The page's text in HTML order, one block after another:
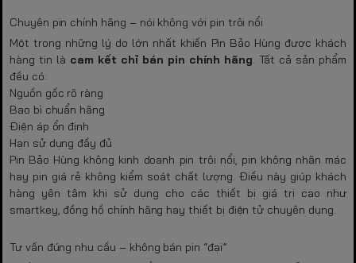
Chuyên pin chính hãng – nói không với pin trôi nổi
Một trong những lý do lớn nhất khiến Pin Bảo Hùng được khách
hàng tin là cam kết chỉ bán pin chính hãng. Tất cả sản phẩm
đều có:
Nguồn gốc rõ ràng
Bao bì chuẩn hãng
Điện áp ổn định
Hạn sử dụng đầy đủ
Pin Bảo Hùng không kinh doanh pin trôi nổi, pin không nhãn mác
hay pin giá rẻ không kiểm soát chất lượng. Điều này giúp khách
hàng yên tâm khi sử dụng cho các thiết bị giá trị cao như
smartkey, đồng hồ chính hãng hay thiết bị điện tử chuyên dụng.
Tư vấn đúng nhu cầu – không bán pin “đại”